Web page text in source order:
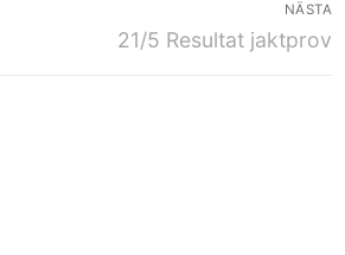
NÄSTA
21/5 Resultat jaktprov